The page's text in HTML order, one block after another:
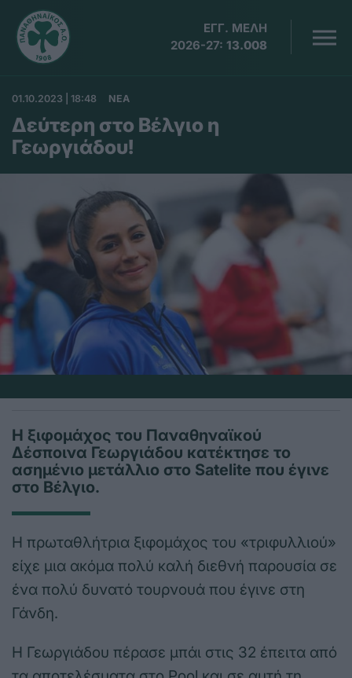
ΕΓΓ. ΜΕΛΗ
2026-27: 13.008
01.10.2023 | 18:48 ΝΕΑ
Δεύτερη στο Βέλγιο η
Γεωργιάδου!
Η ξιφομάχος του Παναθηναϊκού
Δέσποινα Γεωργιάδου κατέκτησε το
ασημένιο μετάλλιο στο Satelite που έγινε
στο Βέλγιο.
Η πρωταθλήτρια ξιφομάχος του «τριφυλλιού»
είχε μια ακόμα πολύ καλή διεθνή παρουσία σε
ένα πολύ δυνατό τουρνουά που έγινε στη
Γάνδη.
Η Γεωργιάδου πέρασε μπάι στις 32 έπειτα από